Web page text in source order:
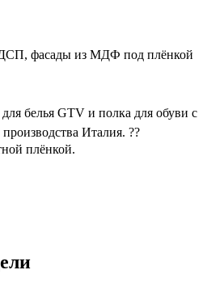
фасады из МДФ под плёнкой
белья GTV и полка для обуви с
Италия. ??
плёнкой.